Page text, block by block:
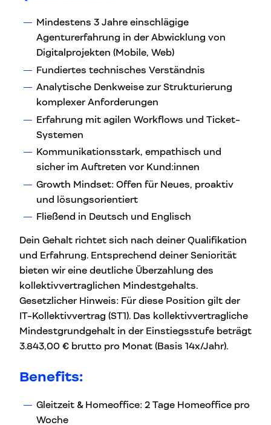
Mindestens 3 Jahre einschlägige
Agenturerfahrung in der Abwicklung von
Digitalprojekten (Mobile, Web)
Fundiertes technisches Verständnis
Analytische Denkweise zur Strukturierung
komplexer Anforderungen
Erfahrung mit agilen Workflows und Ticket-
Systemen
Kommunikationsstark, empathisch und
sicher im Auftreten vor Kund:innen
Growth Mindset: Offen für Neues, proaktiv
und lösungsorientiert
Fließend in Deutsch und Englisch
Dein Gehalt richtet sich nach deiner Qualifikation
und Erfahrung. Entsprechend deiner Seniorität
bieten wir eine deutliche Überzahlung des
kollektivvertraglichen Mindestgehalts.
Gesetzlicher Hinweis: Für diese Position gilt der
IT-Kollektivvertrag (ST1). Das kollektivvertragliche
Mindestgrundgehalt in der Einstiegsstufe beträgt
3.843,00 € brutto pro Monat (Basis 14x/Jahr).
Benefits:
Gleitzeit & Homeoffice: 2 Tage Homeoffice pro
Woche